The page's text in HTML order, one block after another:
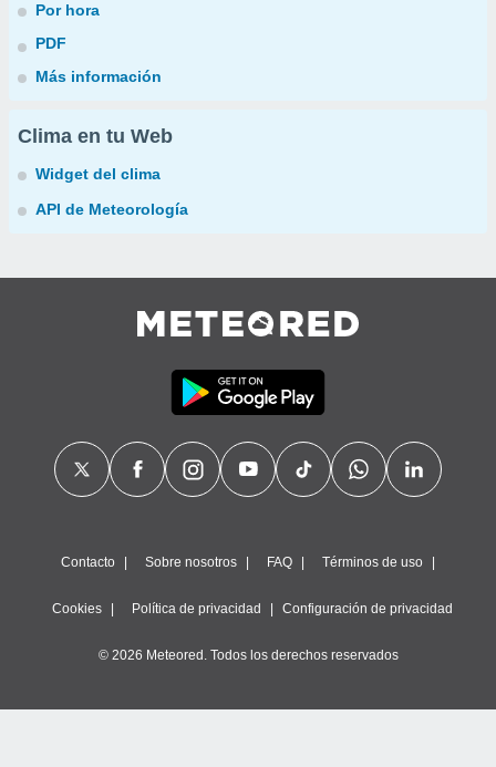
Por hora
PDF
Más información
Clima en tu Web
Widget del clima
API de Meteorología
Contacto Sobre nosotros FAQ Términos de uso
Cookies Política de privacidad Configuración de privacidad
© 2026 Meteored. Todos los derechos reservados